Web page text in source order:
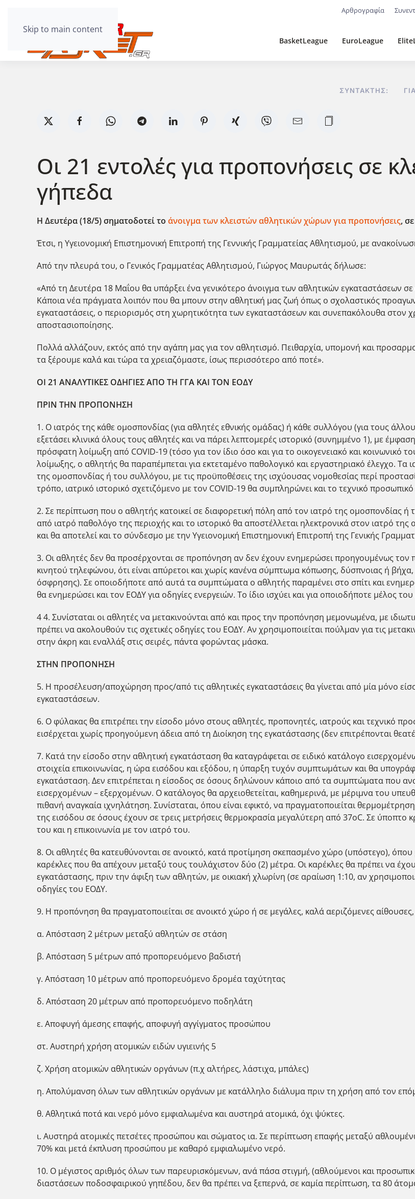
Skip to main content
Αρθρογραφία
BasketLeague EuroLeague
ΣΥΝΤΆΚΤΗΣ:
Οι 21 εντολές για προπονήσεις σε
γήπεδα
Η Δευτέρα (18/5) σηματοδοτεί το άνοιγμα των κλειστών αθλητικών χώρων για προπονήσεις,
Έτσι, η Υγειονομική Επιστημονική Επιτροπή της Γεννικής Γραμματείας Αθλητισμού, με
Από την πλευρά του, ο Γενικός Γραμματέας Αθλητισμού, Γιώργος Μαυρωτάς δήλωσε:
«Από τη Δευτέρα 18 Μαΐου θα υπάρξει ένα γενικότερο άνοιγμα των αθλητικών εγκαταστάσεων σε
Κάποια νέα πράγματα λοιπόν που θα μπουν στην αθλητική μας ζωή όπως ο σχολαστικός
εγκαταστάσεις, ο περιορισμός στη χωρητικότητα των εγκαταστάσεων και συνεπακόλουθα στον
αποστασιοποίησης.
Πολλά αλλάζουν, εκτός από την αγάπη μας για τον αθλητισμό. Πειθαρχία, υπομονή και
τα ξέρουμε καλά και τώρα τα χρειαζόμαστε, ίσως περισσότερο από ποτέ».
ΟΙ 21 ΑΝΑΛΥΤΙΚΕΣ ΟΔΗΓΙΕΣ ΑΠΟ ΤΗ ΓΓΑ ΚΑΙ ΤΟΝ ΕΟΔΥ
ΠΡΙΝ ΤΗΝ ΠΡΟΠΟΝΗΣΗ
1. Ο ιατρός της κάθε ομοσπονδίας (για αθλητές εθνικής ομάδας) ή κάθε συλλόγου (για τους
εξετάσει κλινικά όλους τους αθλητές και να πάρει λεπτομερές ιστορικό (συνημμένο 1), με
πρόσφατη λοίμωξη από COVID-19 (τόσο για τον ίδιο όσο και για το οικογενειακό και
λοίμωξης, ο αθλητής θα παραπέμπεται για εκτεταμένο παθολογικό και εργαστηριακό έλεγχο.
της ομοσπονδίας ή του συλλόγου, με τις προϋποθέσεις της ισχύουσας νομοθεσίας περί
τρόπο, ιατρικό ιστορικό σχετιζόμενο με τον COVID-19 θα συμπληρώνει και το τεχνικό
2. Σε περίπτωση που ο αθλητής κατοικεί σε διαφορετική πόλη από τον ιατρό της ομοσπονδίας ή
από ιατρό παθολόγο της περιοχής και το ιστορικό θα αποστέλλεται ηλεκτρονικά στον ιατρό
και θα αποτελεί και το σύνδεσμο με την Υγειονομική Επιστημονική Επιτροπή της Γενικής
3. Οι αθλητές δεν θα προσέρχονται σε προπόνηση αν δεν έχουν ενημερώσει προηγουμένως
κινητού τηλεφώνου, ότι είναι απύρετοι και χωρίς κανένα σύμπτωμα κόπωσης, δύσπνοιας ή
όσφρησης). Σε οποιοδήποτε από αυτά τα συμπτώματα ο αθλητής παραμένει στο σπίτι και
θα ενημερώσει και τον ΕΟΔΥ για οδηγίες ενεργειών. Το ίδιο ισχύει και για οποιοδήποτε μέλος
4 4. Συνίσταται οι αθλητές να μετακινούνται από και προς την προπόνηση μεμονωμένα, με
πρέπει να ακολουθούν τις σχετικές οδηγίες του ΕΟΔΥ. Αν χρησιμοποιείται πούλμαν για τις
στην άκρη και εναλλάξ στις σειρές, πάντα φορώντας μάσκα.
ΣΤΗΝ ΠΡΟΠΟΝΗΣΗ
5. Η προσέλευση/αποχώρηση προς/από τις αθλητικές εγκαταστάσεις θα γίνεται από μία μόνο
εγκαταστάσεων.
6. Ο φύλακας θα επιτρέπει την είσοδο μόνο στους αθλητές, προπονητές, ιατρούς και τεχνικό
εισέρχεται χωρίς προηγούμενη άδεια από τη Διοίκηση της εγκατάστασης (δεν επιτρέπονται
7. Κατά την είσοδο στην αθλητική εγκατάσταση θα καταγράφεται σε ειδικό κατάλογο
στοιχεία επικοινωνίας, η ώρα εισόδου και εξόδου, η ύπαρξη τυχόν συμπτωμάτων και θα
εγκατάσταση. Δεν επιτρέπεται η είσοδος σε όσους δηλώνουν κάποιο από τα συμπτώματα που
εισερχομένων – εξερχομένων. Ο κατάλογος θα αρχειοθετείται, καθημερινά, με μέριμνα του
πιθανή αναγκαία ιχνηλάτηση. Συνίσταται, όπου είναι εφικτό, να πραγματοποιείται
της εισόδου σε όσους έχουν σε τρεις μετρήσεις θερμοκρασία μεγαλύτερη από 37οC. Σε ύποπτο
του και η επικοινωνία με τον ιατρό του.
8. Οι αθλητές θα κατευθύνονται σε ανοικτό, κατά προτίμηση σκεπασμένο χώρο (υπόστεγο),
καρέκλες που θα απέχουν μεταξύ τους τουλάχιστον δύο (2) μέτρα. Οι καρέκλες θα πρέπει να
εγκατάστασης, πριν την άφιξη των αθλητών, με οικιακή χλωρίνη (σε αραίωση 1:10, αν
οδηγίες του ΕΟΔΥ.
9. Η προπόνηση θα πραγματοποιείται σε ανοικτό χώρο ή σε μεγάλες, καλά αεριζόμενες αίθουσες,
α. Απόσταση 2 μέτρων μεταξύ αθλητών σε στάση
β. Απόσταση 5 μέτρων από προπορευόμενο βαδιστή
γ. Απόσταση 10 μέτρων από προπορευόμενο δρομέα ταχύτητας
δ. Απόσταση 20 μέτρων από προπορευόμενο ποδηλάτη
ε. Αποφυγή άμεσης επαφής, αποφυγή αγγίγματος προσώπου
στ. Αυστηρή χρήση ατομικών ειδών υγιεινής 5
ζ. Χρήση ατομικών αθλητικών οργάνων (π.χ αλτήρες, λάστιχα, μπάλες)
η. Απολύμανση όλων των αθλητικών οργάνων με κατάλληλο διάλυμα πριν τη χρήση από τον
θ. Αθλητικά ποτά και νερό μόνο εμφιαλωμένα και αυστηρά ατομικά, όχι ψύκτες.
ι. Αυστηρά ατομικές πετσέτες προσώπου και σώματος ια. Σε περίπτωση επαφής μεταξύ
70% και μετά έκπλυση προσώπου με καθαρό εμφιαλωμένο νερό.
10. Ο μέγιστος αριθμός όλων των παρευρισκόμενων, ανά πάσα στιγμή, (αθλούμενοι και
διαστάσεων ποδοσφαιρικού γηπέδου, δεν θα πρέπει να ξεπερνά, σε καμία περίπτωση, τα 80